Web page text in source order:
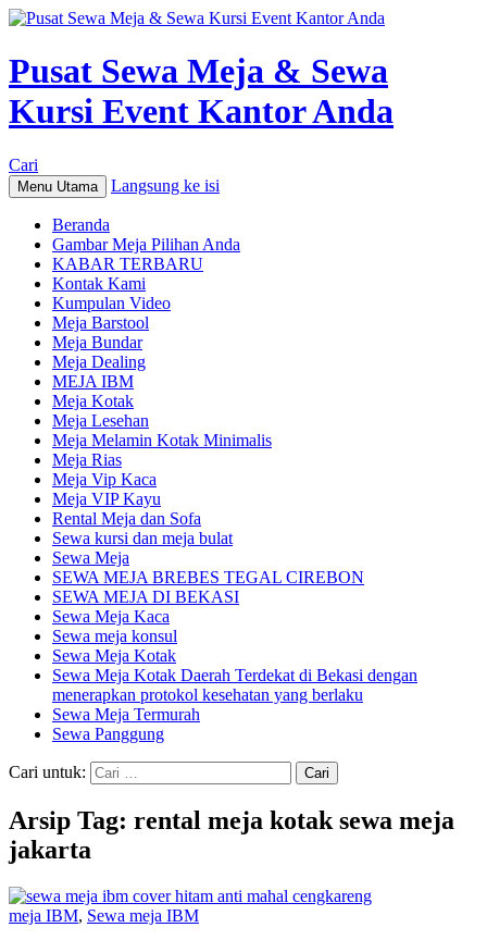
Pusat Sewa Meja & Sewa
Kursi Event Kantor Anda
Cari
Menu Utama Langsung ke isi
Beranda
Gambar Meja Pilihan Anda
KABAR TERBARU
Kontak Kami
Kumpulan Video
Meja Barstool
Meja Bundar
Meja Dealing
MEJA IBM
Meja Kotak
Meja Lesehan
Meja Melamin Kotak Minimalis
Meja Rias
Meja Vip Kaca
Meja VIP Kayu
Rental Meja dan Sofa
Sewa kursi dan meja bulat
Sewa Meja
SEWA MEJA BREBES TEGAL CIREBON
SEWA MEJA DI BEKASI
Sewa Meja Kaca
Sewa meja konsul
Sewa Meja Kotak
Sewa Meja Kotak Daerah Terdekat di Bekasi dengan
menerapkan protokol kesehatan yang berlaku
Sewa Meja Termurah
Sewa Panggung
Cari untuk:
Arsip Tag: rental meja kotak sewa meja
jakarta
meja IBM, Sewa meja IBM